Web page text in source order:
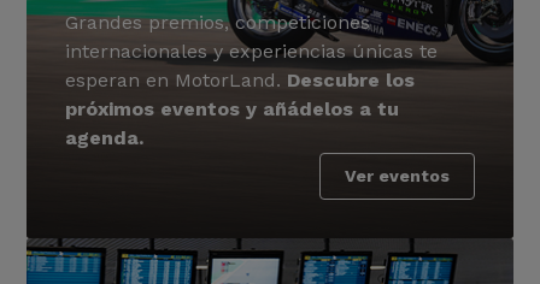
Grandes premios, competiciones
internacionales y experiencias únicas te
esperan en MotorLand. Descubre los
próximos eventos y añádelos a tu
agenda.
Ver eventos